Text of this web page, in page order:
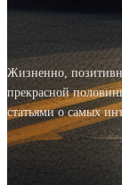
Жизненно,
прекрасной
статьями о самых